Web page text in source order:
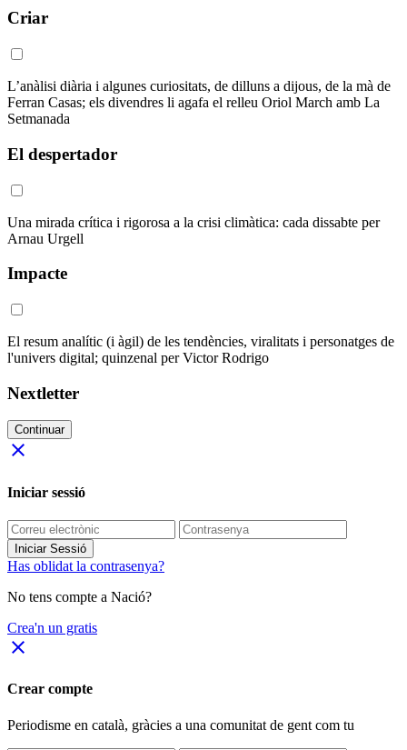
Criar
L’anàlisi diària i algunes curiositats, de dilluns a dijous, de la mà de
Ferran Casas; els divendres li agafa el relleu Oriol March amb La
Setmanada
El despertador
Una mirada crítica i rigorosa a la crisi climàtica: cada dissabte per
Arnau Urgell
Impacte
El resum analític (i àgil) de les tendències, viralitats i personatges de
l'univers digital; quinzenal per Victor Rodrigo
Nextletter
Continuar
close
Iniciar sessió
Iniciar Sessió
Has oblidat la contrasenya?
No tens compte a Nació?
Crea'n un gratis
close
Crear compte
Periodisme en català, gràcies a una comunitat de gent com tu